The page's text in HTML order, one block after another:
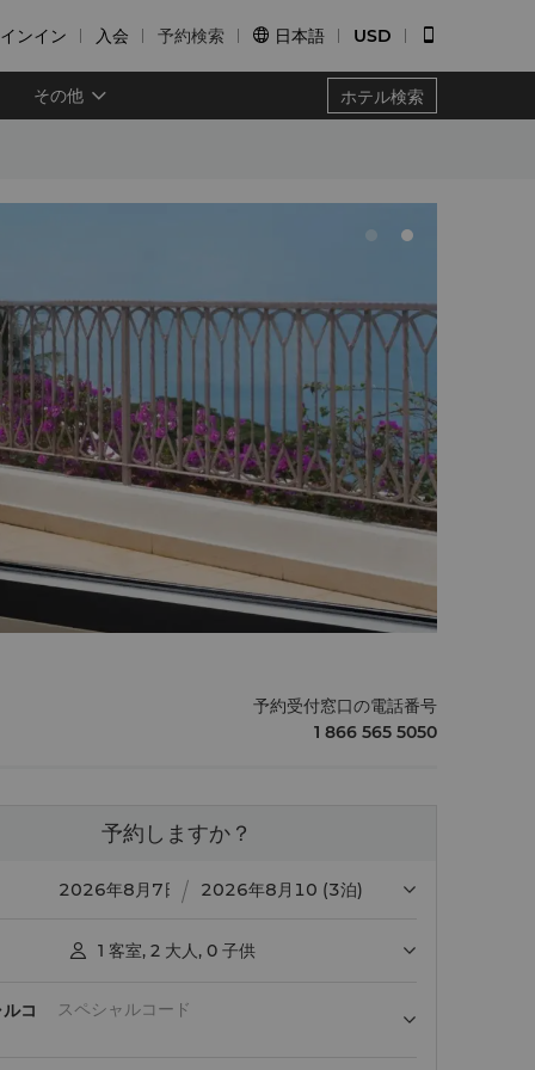
ンイン 入会 予約検索  日本語 USD
その他 ホテル検索
予約受付窓口の電話番号
1 866 565 5050
予約しますか？
(3泊)
 1 客室, 2 大人 , 0 子供
コ